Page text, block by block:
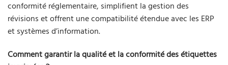
conformité réglementaire, simplifient la gestion des
révisions et offrent une compatibilité étendue avec les ERP
et systèmes d’information.
Comment garantir la qualité et la conformité des étiquettes